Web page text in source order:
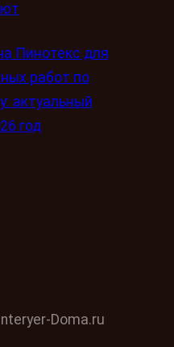
Пинотекс для
работ по
актуальный
год
Doma.ru